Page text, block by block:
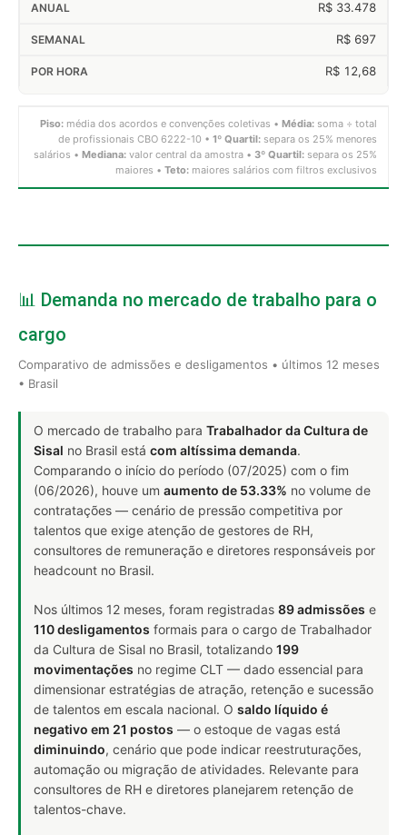
R$ 33.478
R$ 697
R$ 12,68
Piso: média dos acordos e convenções coletivas • Média: soma ÷ total
de profissionais CBO 6222-10 • 1º Quartil: separa os 25% menores
salários • Mediana: valor central da amostra • 3º Quartil: separa os 25%
maiores • Teto: maiores salários com filtros exclusivos
📊 Demanda no mercado de trabalho para o
cargo
Comparativo de admissões e desligamentos • últimos 12 meses
• Brasil
O mercado de trabalho para Trabalhador da Cultura de
Sisal no Brasil está com altíssima demanda.
Comparando o início do período (07/2025) com o fim
(06/2026), houve um aumento de 53.33% no volume de
contratações — cenário de pressão competitiva por
talentos que exige atenção de gestores de RH,
consultores de remuneração e diretores responsáveis por
headcount no Brasil.
Nos últimos 12 meses, foram registradas 89 admissões e
110 desligamentos formais para o cargo de Trabalhador
da Cultura de Sisal no Brasil, totalizando 199
movimentações no regime CLT — dado essencial para
dimensionar estratégias de atração, retenção e sucessão
de talentos em escala nacional. O saldo líquido é
negativo em 21 postos — o estoque de vagas está
diminuindo, cenário que pode indicar reestruturações,
automação ou migração de atividades. Relevante para
consultores de RH e diretores planejarem retenção de
talentos-chave.